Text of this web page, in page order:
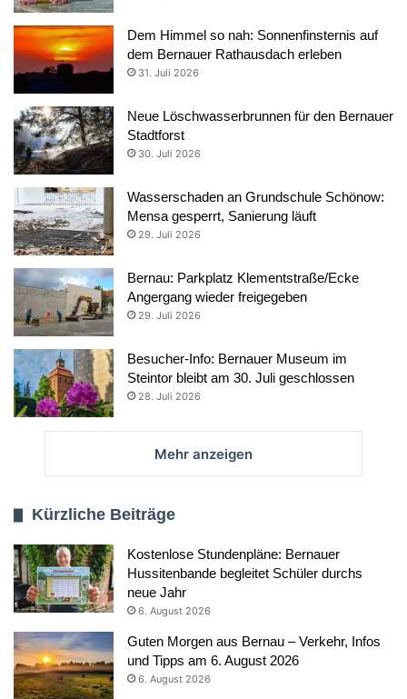
Dem Himmel so nah: Sonnenfinsternis auf
dem Bernauer Rathausdach erleben
31. Juli 2026
Neue Löschwasserbrunnen für den Bernauer
Stadtforst
30. Juli 2026
Wasserschaden an Grundschule Schönow:
Mensa gesperrt, Sanierung läuft
29. Juli 2026
Bernau: Parkplatz Klementstraße/Ecke
Angergang wieder freigegeben
29. Juli 2026
Besucher-Info: Bernauer Museum im
Steintor bleibt am 30. Juli geschlossen
28. Juli 2026
Mehr anzeigen
Kürzliche Beiträge
Kostenlose Stundenpläne: Bernauer
Hussitenbande begleitet Schüler durchs
neue Jahr
6. August 2026
Guten Morgen aus Bernau – Verkehr, Infos
und Tipps am 6. August 2026
6. August 2026